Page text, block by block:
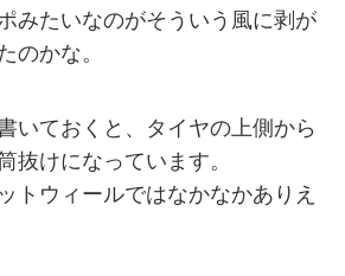
みたいなのがそういう風に剥が
のかな。
いておくと、タイヤの上側から
抜けになっています。
トウィールではなかなかありえ